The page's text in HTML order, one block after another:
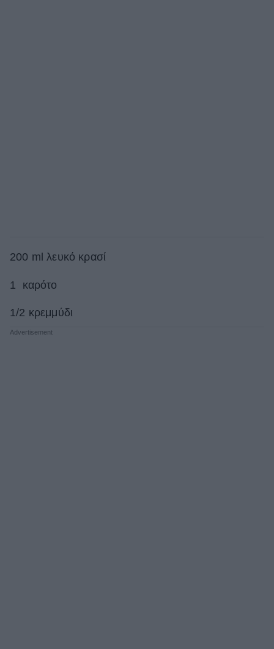
200 ml λευκό κρασί
1 καρότο
1/2 κρεμμύδι